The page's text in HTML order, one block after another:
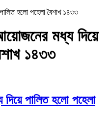
হলো পহেলা বৈশাখ ১৪৩৩
মধ্য দিয়ে
১৪৩৩
পালিত হলো পহেলা